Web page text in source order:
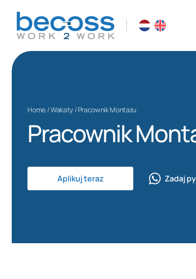
Home /Wakaty/Pracownik Montażu
Pracownik
Aplikuj teraz Zadaj